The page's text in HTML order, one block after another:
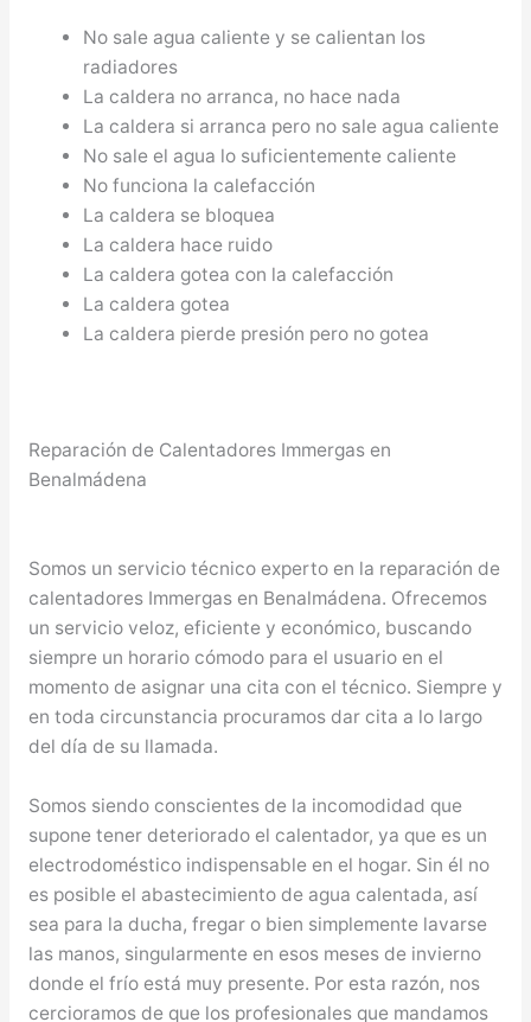
No sale agua caliente y se calientan los
radiadores
La caldera no arranca, no hace nada
La caldera si arranca pero no sale agua caliente
No sale el agua lo suficientemente caliente
No funciona la calefacción
La caldera se bloquea
La caldera hace ruido
La caldera gotea con la calefacción
La caldera gotea
La caldera pierde presión pero no gotea
Reparación de Calentadores Immergas en
Benalmádena
Somos un servicio técnico experto en la reparación de
calentadores Immergas en Benalmádena. Ofrecemos
un servicio veloz, eficiente y económico, buscando
siempre un horario cómodo para el usuario en el
momento de asignar una cita con el técnico. Siempre y
en toda circunstancia procuramos dar cita a lo largo
del día de su llamada.
Somos siendo conscientes de la incomodidad que
supone tener deteriorado el calentador, ya que es un
electrodoméstico indispensable en el hogar. Sin él no
es posible el abastecimiento de agua calentada, así
sea para la ducha, fregar o bien simplemente lavarse
las manos, singularmente en esos meses de invierno
donde el frío está muy presente. Por esta razón, nos
cercioramos de que los profesionales que mandamos